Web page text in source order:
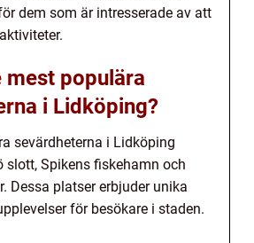
dem som är intresserade av att
mest populära
i Lidköping?
sevärdheterna i Lidköping
slott, Spikens fiskehamn och
Dessa platser erbjuder unika
för besökare i staden.